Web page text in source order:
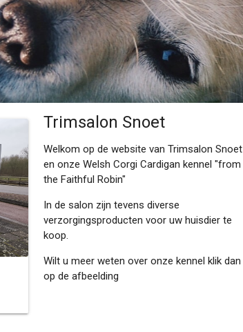
Trimsalon Snoet
Welkom op de website van Trimsalon Snoet
en onze Welsh Corgi Cardigan kennel "from
the Faithful Robin"
In de salon zijn tevens diverse
verzorgingsproducten voor uw huisdier te
koop.
Wilt u meer weten over onze kennel klik dan
op de afbeelding